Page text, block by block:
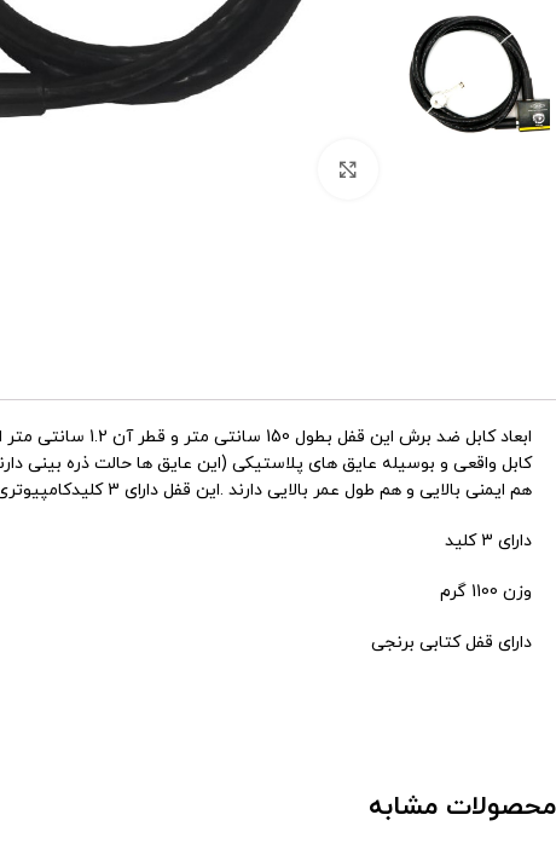
ابعاد کابل ضد
کابل واقعی و بوسیله عایق های پلاستیکی (این عایق ها حالت ذره بینی
هم ایمنی بالایی و هم طول عمر بالایی دارند .این قفل دارای 3 کلیدکامپیوتری است که قابلیت ساخت کلید یدک را دارد .
دارای 3 کلید
وزن 1100 گرم
دارای قفل کتابی برنجی
محصولات مشابه